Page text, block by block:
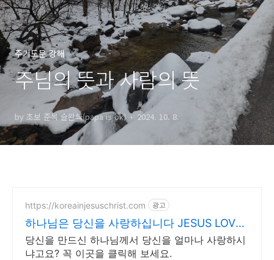
주기도문 강해
주님의 뜻과 사람의 뜻
by 초보 준목 슬완빠(papa is ok) 2024. 10. 8.
https://koreainjesuschrist.com 광고
하나님은 당신을 사랑하십니다 JESUS LOVES
YOU
당신을 만드신 하나님께서 당신을 얼마나 사랑하시
냐고요? 꼭 이곳을 클릭해 보세요.